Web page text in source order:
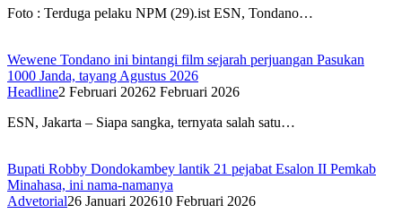
Foto : Terduga pelaku NPM (29).ist ESN, Tondano…
Wewene Tondano ini bintangi film sejarah perjuangan Pasukan
1000 Janda, tayang Agustus 2026
Headline2 Februari 20262 Februari 2026
ESN, Jakarta – Siapa sangka, ternyata salah satu…
Bupati Robby Dondokambey lantik 21 pejabat Esalon II Pemkab
Minahasa, ini nama-namanya
Advetorial26 Januari 202610 Februari 2026